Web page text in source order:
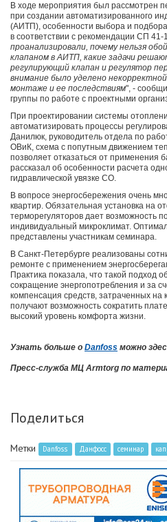
В ходе мероприятия был рассмотрен
при создании автоматизированного
(АИТП), особенности выбора и
в соответствии с рекомендации СП 41-
проанализировали, почему нельзя
клапаном в АИТП, какие задачи
регулирующий клапан и регулятор
внимание было уделено
монтаже и ее последствиям", -
группы по работе с проектными
При проектировании системы
автоматизировать процессы
Данилюк, руководитель отдела по
ОВиК, схема с попутным движением
позволяет отказаться от применения
рассказал об особенности расчета
гидравлической увязке СО.
В вопросе энергосбережения очень
квартир. Обязательная установка на
терморегуляторов дает возможность
индивидуальный микроклимат.
представлены участникам семинара.
В Санкт-Петербурге реализованы
ремонте с применением
Практика показала, что такой подход
сокращение энергопотребления и за
компенсация средств, затраченных
получают возможность сократить
высокий уровень комфорта жизни.
Узнать больше о Danfoss можно
Пресс-служба МЦ Armtorg по
Поделиться
Метки Danfoss Данфосс семинар